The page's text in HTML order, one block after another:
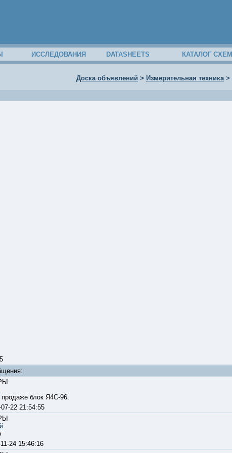
ИССЛЕДОВАНИЯ DATASHEETS КАТАЛОГ СХЕМ
Доска объявлений > Измерительная техника>
блок Я4С-96.
07-22 21:54:55
11-24 15:46:16